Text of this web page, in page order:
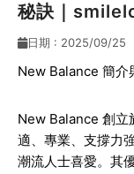
常見問題
最新公告
秘訣｜
日期 : 2025/09/25
New Balance 簡介
New Balance 創立
適、專業、支撐力
潮流人士喜愛。其